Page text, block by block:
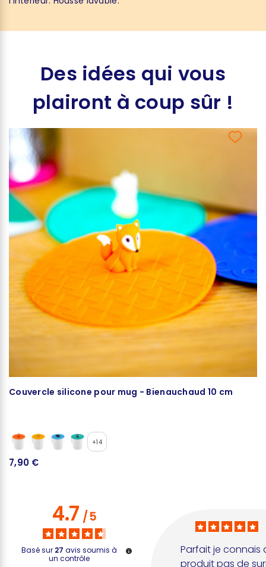
Des idées qui vous
plairont à coup sûr !
Couvercle silicone pour mug - Bienauchaud 10 cm
+14
7,90 €
4.7/5
Basé sur 27 avis soumis à
un contrôle
Parfait je connais
produit pas de